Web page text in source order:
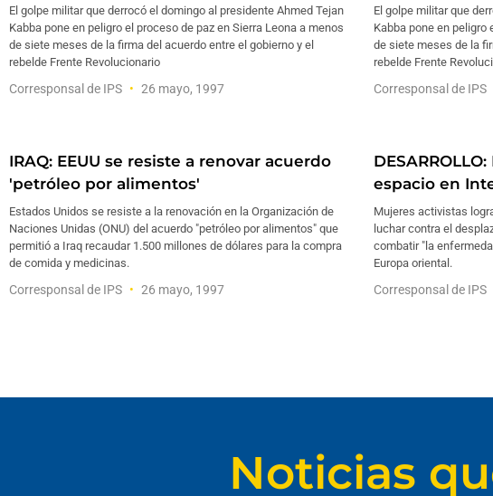
El golpe militar que derrocó el domingo al presidente Ahmed Tejan
Kabba pone en peligro el proceso de paz en Sierra Leona a menos
de siete meses de la firma del acuerdo entre el gobierno y el
rebelde Frente Revolucionario
Corresponsal de IPS 26 mayo, 1997
El golpe militar que
Kabba pone en peligro
de siete meses de la
rebelde Frente
Corresponsal de IPS
IRAQ: EEUU se resiste a renovar acuerdo
'petróleo por alimentos'
Estados Unidos se resiste a la renovación en la Organización de
Naciones Unidas (ONU) del acuerdo "petróleo por alimentos" que
permitió a Iraq recaudar 1.500 millones de dólares para la compra
de comida y medicinas.
Corresponsal de IPS 26 mayo, 1997
espacio en
Mujeres activistas
luchar contra el
combatir "la
Europa oriental.
Corresponsal de IPS
Noticias